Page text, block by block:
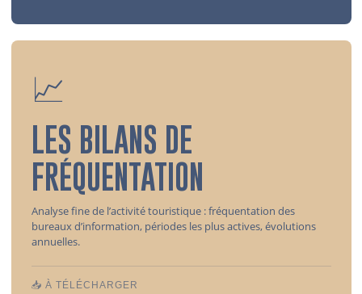
📈
LES BILANS DE
FRÉQUENTATION
Analyse fine de l’activité touristique : fréquentation des
bureaux d’information, périodes les plus actives, évolutions
annuelles.
📥 À TÉLÉCHARGER